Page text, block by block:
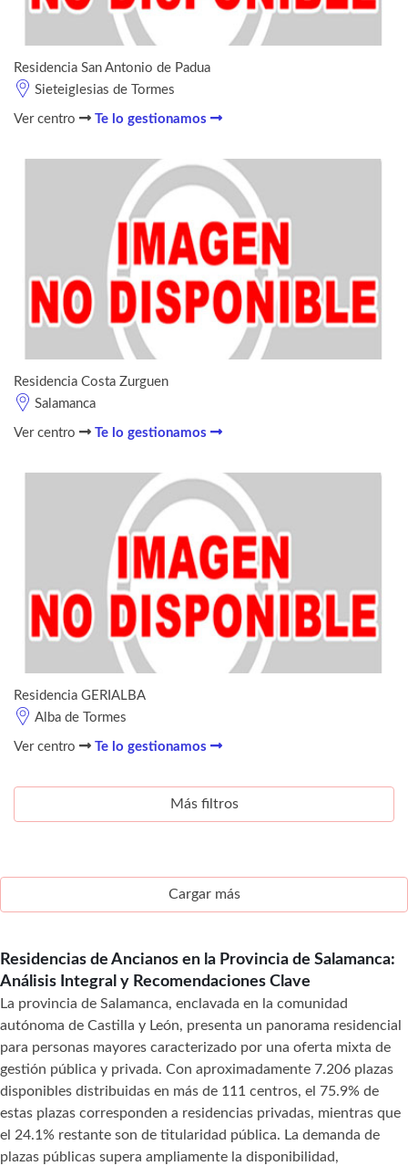
Residencia San Antonio de Padua
Sieteiglesias de Tormes
Ver centro Te lo gestionamos
Residencia Costa Zurguen
Salamanca
Ver centro Te lo gestionamos
Residencia GERIALBA
Alba de Tormes
Ver centro Te lo gestionamos
Más filtros
Cargar más
Residencias de Ancianos en la Provincia de Salamanca:
Análisis Integral y Recomendaciones Clave
La provincia de Salamanca, enclavada en la comunidad
autónoma de Castilla y León, presenta un panorama residencial
para personas mayores caracterizado por una oferta mixta de
gestión pública y privada. Con aproximadamente 7.206 plazas
disponibles distribuidas en más de 111 centros, el 75.9% de
estas plazas corresponden a residencias privadas, mientras que
el 24.1% restante son de titularidad pública. La demanda de
plazas públicas supera ampliamente la disponibilidad,